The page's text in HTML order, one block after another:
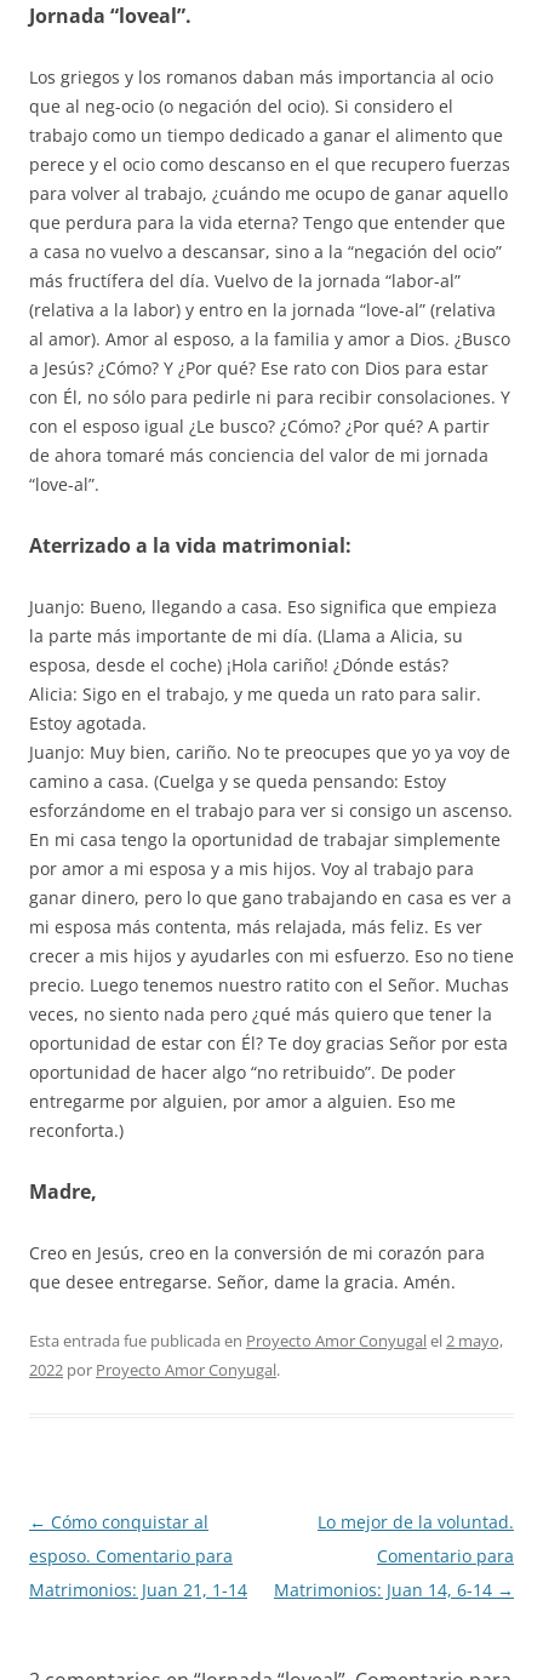
Jornada “loveal”.
Los griegos y los romanos daban más importancia al ocio
que al neg-ocio (o negación del ocio). Si considero el
trabajo como un tiempo dedicado a ganar el alimento que
perece y el ocio como descanso en el que recupero fuerzas
para volver al trabajo, ¿cuándo me ocupo de ganar aquello
que perdura para la vida eterna? Tengo que entender que
a casa no vuelvo a descansar, sino a la “negación del ocio”
más fructífera del día. Vuelvo de la jornada “labor-al”
(relativa a la labor) y entro en la jornada “love-al” (relativa
al amor). Amor al esposo, a la familia y amor a Dios. ¿Busco
a Jesús? ¿Cómo? Y ¿Por qué? Ese rato con Dios para estar
con Él, no sólo para pedirle ni para recibir consolaciones. Y
con el esposo igual ¿Le busco? ¿Cómo? ¿Por qué? A partir
de ahora tomaré más conciencia del valor de mi jornada
“love-al”.
Aterrizado a la vida matrimonial:
Juanjo: Bueno, llegando a casa. Eso significa que empieza
la parte más importante de mi día. (Llama a Alicia, su
esposa, desde el coche) ¡Hola cariño! ¿Dónde estás?
Alicia: Sigo en el trabajo, y me queda un rato para salir.
Estoy agotada.
Juanjo: Muy bien, cariño. No te preocupes que yo ya voy de
camino a casa. (Cuelga y se queda pensando: Estoy
esforzándome en el trabajo para ver si consigo un ascenso.
En mi casa tengo la oportunidad de trabajar simplemente
por amor a mi esposa y a mis hijos. Voy al trabajo para
ganar dinero, pero lo que gano trabajando en casa es ver a
mi esposa más contenta, más relajada, más feliz. Es ver
crecer a mis hijos y ayudarles con mi esfuerzo. Eso no tiene
precio. Luego tenemos nuestro ratito con el Señor. Muchas
veces, no siento nada pero ¿qué más quiero que tener la
oportunidad de estar con Él? Te doy gracias Señor por esta
oportunidad de hacer algo “no retribuido”. De poder
entregarme por alguien, por amor a alguien. Eso me
reconforta.)
Madre,
Creo en Jesús, creo en la conversión de mi corazón para
que desee entregarse. Señor, dame la gracia. Amén.
Esta entrada fue publicada en Proyecto Amor Conyugalel2 mayo,
2022 por Proyecto Amor Conyugal.
Navegación
de
entradas
← Cómo conquistar al
esposo. Comentario para
Matrimonios: Juan 21, 1-14
Lo mejor de la voluntad.
Comentario para
Matrimonios: Juan 14, 6-14 →